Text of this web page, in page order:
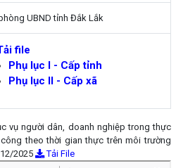
UBND tỉnh Đắk Lắk
file
Phụ lục I - Cấp tỉnh
Phụ lục II - Cấp xã
vụ người dân, doanh nghiệp trong thực
theo thời gian thực trên môi trường
2025
Tải File